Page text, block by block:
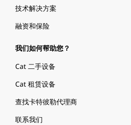
技术解决方案
融资和保险
我们如何帮助您？
Cat 二手设备
Cat 租赁设备
查找卡特彼勒代理商
联系我们